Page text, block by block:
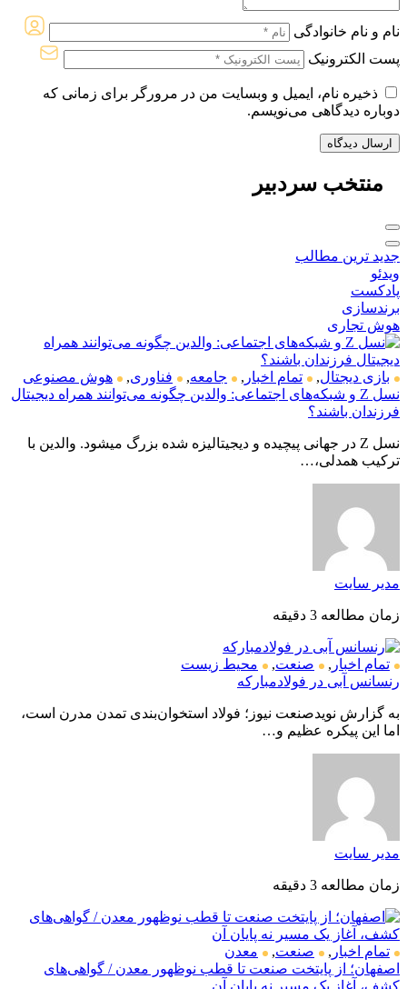
نام و نام خانوادگی
پست الکترونیک
ذخیره نام، ایمیل و وبسایت من در مرورگر برای زمانی که
دوباره دیدگاهی می‌نویسم.
منتخب سردبیر
جدید ترین مطالب
ویدئو
پادکست
برندسازی
هوش تجاری
بازی دیجتال, تمام اخبار , جامعه, فناوری,
هوش مصنوعی
نسل Z و شبکه‌های اجتماعی: والدین چگونه می‌توانند همراه دیجیتال
فرزندان باشند؟
نسل Z در جهانی پیچیده و دیجیتالیزه شده بزرگ میشود. والدین با
ترکیب همدلی،…
مدیر سایت
زمان مطالعه 3 دقیقه
تمام اخبار , صنعت,
محیط زیست
رنسانس آبی در فولادمبارکه
به گزارش نویدصنعت نیوز؛ فولاد استخوان‌بندی تمدن مدرن است،
اما این پیکره عظیم و…
مدیر سایت
زمان مطالعه 3 دقیقه
تمام اخبار , صنعت,
معدن
اصفهان؛ از پایتخت صنعت تا قطب نوظهور معدن / گواهی‌های
کشف، آغاز یک مسیر نه پایان آن